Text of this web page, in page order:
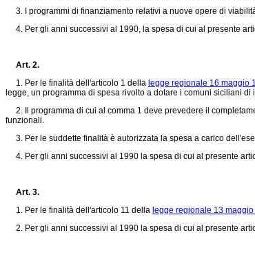
3. I programmi di finanziamento relativi a nuove opere di
4. Per gli anni successivi al 1990, la spesa di cui al presente
Art. 2.
1. Per le finalità dell'articolo 1 della legge regionale 16 maggio
legge, un programma di spesa rivolto a dotare i comuni siciliani
2. Il programma di cui al comma 1 deve prevedere il
funzionali.
3. Per le suddette finalità è autorizzata la spesa a carico
4. Per gli anni successivi al 1990 la spesa di cui al presente
Art. 3.
1. Per le finalità dell'articolo 11 della legge regionale 13
2. Per gli anni successivi al 1990 la spesa di cui al presente